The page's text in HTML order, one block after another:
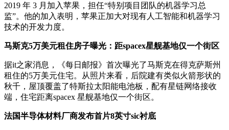
2019 年 3 月加入苹果，担任“特别项目团队的机器学习总
监”。他的加入表明，苹果正加大对现有人工智能和机器学习
技术的开发力度。
马斯克5万美元租住房子曝光：距spacex星舰基地仅一个街区
据it之家消息，《每日邮报》首次曝光了马斯克在得克萨斯州
租住的5万美元住宅。从照片来看，后院建有类似火箭形状的
秋千，屋顶覆盖了特斯拉太阳能电池板，配有星链网络接收
端，住宅距离spacex 星舰基地仅一个街区。
法国半导体材料厂商发布首片8英寸sic衬底